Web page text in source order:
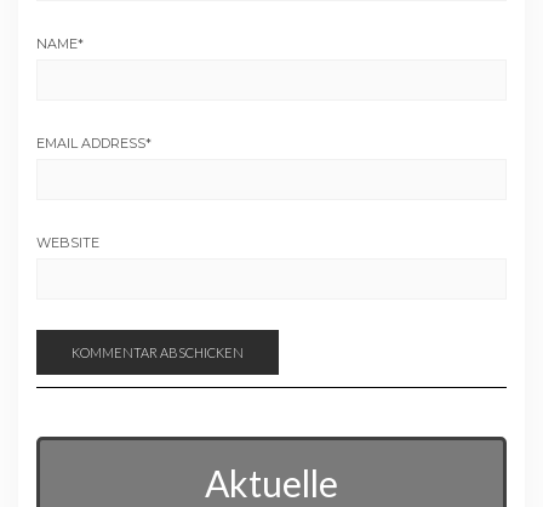
NAME*
EMAIL ADDRESS*
WEBSITE
Aktuelle